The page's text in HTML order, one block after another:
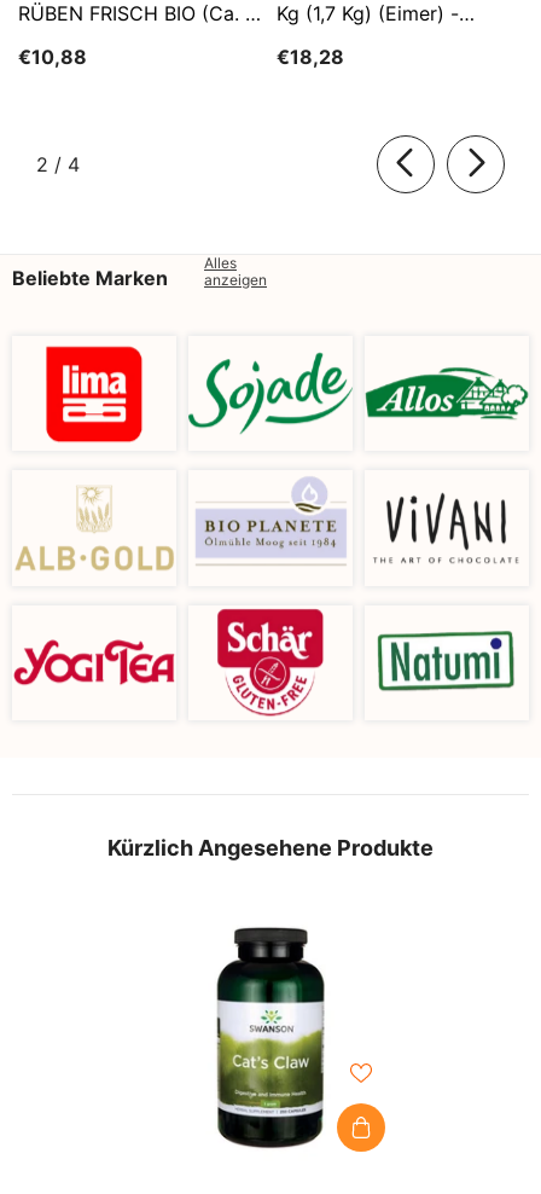
RÜBEN FRISCH BIO (ca. 5
€10,88
Kg (1,7 Kg) (Eimer) -
€18,28
2 / von
4
Beliebte Marken
Alles
anzeigen
Kürzlich Angesehene Produkte